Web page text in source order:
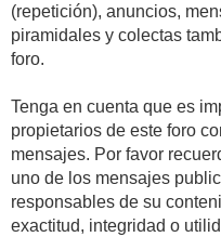
(repetición), anuncios,
piramidales y colectas
foro.
Tenga en cuenta que es
propietarios de este foro
mensajes. Por favor
uno de los mensajes
responsables de su
exactitud, integridad o